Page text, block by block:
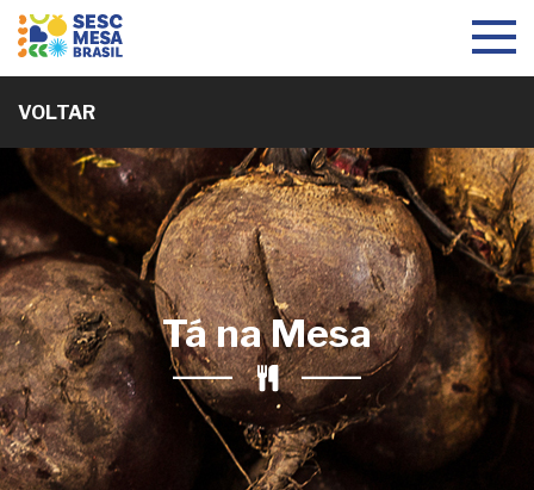
Toggle
VOLTAR
Tá na Mesa